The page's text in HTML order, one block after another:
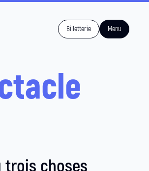
Billetterie Menu
trois choses